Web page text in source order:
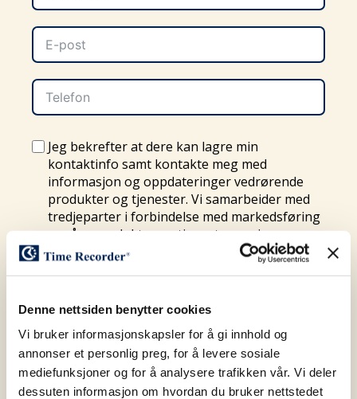
Denne nettsiden benytter cookies
Vi bruker informasjonskapsler for å gi innhold og
annonser et personlig preg, for å levere sosiale
mediefunksjoner og for å analysere trafikken vår. Vi deler
dessuten informasjon om hvordan du bruker nettstedet
Jeg bekrefter at dere kan lagre min
kontaktinfo samt kontakte meg med
informasjon og oppdateringer vedrørende
produkter og tjenester. Vi samarbeider med
tredjeparter i forbindelse med markedsføring
av våre produkter og tjenester, og jeg
aksepterer at min epost adresse kan deles
med trendjepart og bli benyttet til slik
personvernerklæringher.
SEND